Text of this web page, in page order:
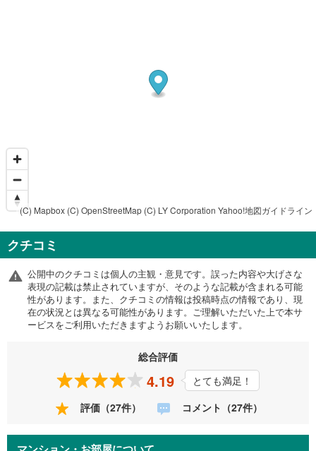
(C) Mapbox (C) OpenStreetMap (C) LY Corporation Yahoo!地図ガイドライン
クチコミ
公開中のクチコミは個人の主観・意見です。誤った内容や大げさな
表現の記載は禁止されていますが、そのような記載が含まれる可能
性があります。また、クチコミの情報は投稿時点の情報であり、現
在の状況とは異なる可能性があります。ご理解いただいた上で本サ
ービスをご利用いただきますようお願いいたします。
総合評価
4.19
とても満足！
評価（27件）
コメント（27件）